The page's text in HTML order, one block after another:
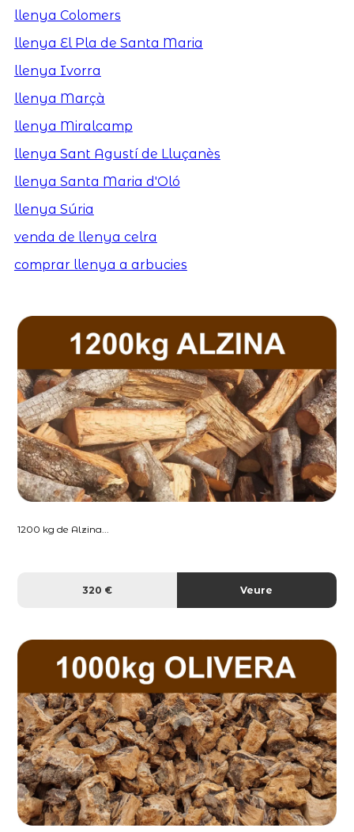
llenya Colomers
llenya El Pla de Santa Maria
llenya Ivorra
llenya Marçà
llenya Miralcamp
llenya Sant Agustí de Lluçanès
llenya Santa Maria d'Oló
llenya Súria
venda de llenya celra
comprar llenya a arbucies
1200 kg de Alzina...
320 € Veure